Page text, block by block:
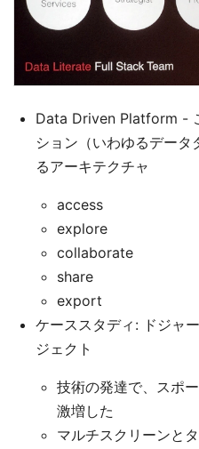
Data Driven Platform -
ション（いわゆるデー
るアーキテクチャ
access
explore
collaborate
share
export
ケーススタディ: ドジャ
ジェクト
技術の発達で、スポ
激増した
マルチスクリーンと